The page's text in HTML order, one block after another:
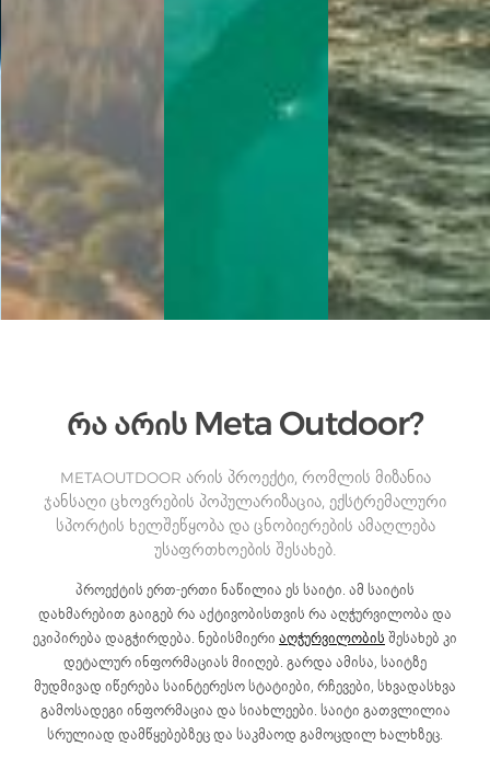
რა არის Meta Outdoor?
METAOUTDOOR არის პროექტი, რომლის მიზანია
ჯანსაღი ცხოვრების პოპულარიზაცია, ექსტრემალური
სპორტის ხელშეწყობა და ცნობიერების ამაღლება
უსაფრთხოების შესახებ.
პროექტის ერთ-ერთი ნაწილია ეს საიტი. ამ საიტის
დახმარებით გაიგებ რა აქტივობისთვის რა აღჭურვილობა და
ეკიპირება დაგჭირდება. ნებისმიერი აღჭურვილობის შესახებ კი
დეტალურ ინფორმაციას მიიღებ. გარდა ამისა, საიტზე
მუდმივად იწერება საინტერესო სტატიები, რჩევები, სხვადასხვა
გამოსადეგი ინფორმაცია და სიახლეები. საიტი გათვლილია
სრულიად დამწყებებზეც და საკმაოდ გამოცდილ ხალხზეც.